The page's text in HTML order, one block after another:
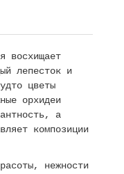
восхищает
лепесток и
цветы
орхидеи
а
композиции
нежности